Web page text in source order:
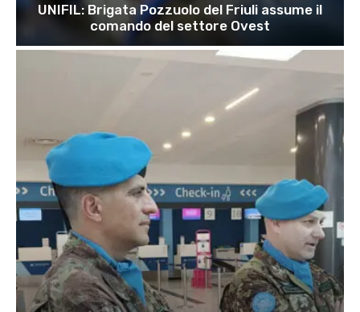
UNIFIL: Brigata Pozzuolo del Friuli assume il
comando del settore Ovest